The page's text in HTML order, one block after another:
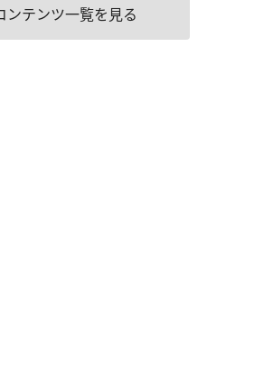
ンテンツ一覧を見る